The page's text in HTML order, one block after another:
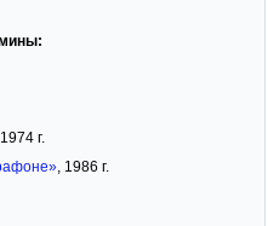
г.
, 1986 г.